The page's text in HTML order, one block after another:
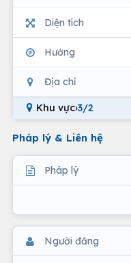
Diện tích
Hướng
Địa chỉ
Khu vực›3/2
Pháp lý & Liên hệ
Pháp lý
Người đăng